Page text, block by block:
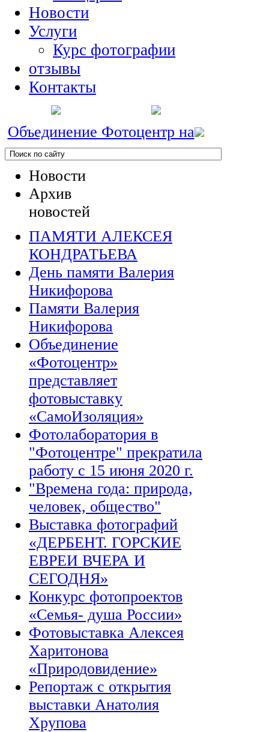
Новости
Услуги
Курс фотографии
отзывы
Контакты
Объединение Фотоцентр на
Новости
Архив
новостей
ПАМЯТИ АЛЕКСЕЯ
КОНДРАТЬЕВА
День памяти Валерия
Никифорова
Памяти Валерия
Никифорова
Объединение
«Фотоцентр»
представляет
фотовыставку
«СамоИзоляция»
Фотолаборатория в
"Фотоцентре" прекратила
работу с 15 июня 2020 г.
"Времена года: природа,
человек, общество"
Выставка фотографий
«ДЕРБЕНТ. ГОРСКИЕ
ЕВРЕИ ВЧЕРА И
СЕГОДНЯ»
Конкурс фотопроектов
«Семья- душа России»
Фотовыставка Алексея
Харитонова
«Природовидение»
Репортаж с открытия
выставки Анатолия
Хрупова